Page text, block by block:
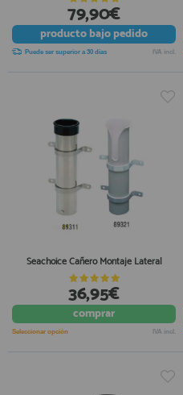
79,90€
productobajo pedido
Puede ser superior a 30 días IVA incl.
Seachoice Cañero Montaje Lateral
36,95€
comprar
Seleccionar opción IVA incl.